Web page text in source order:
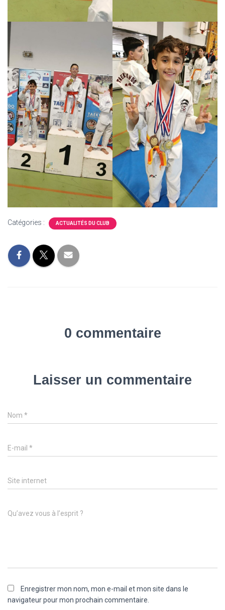
Catégories : ACTUALITÉS DU CLUB
0 commentaire
Laisser un commentaire
Nom *
E-mail *
Site internet
Qu’avez vous à l’esprit ?
Enregistrer mon nom, mon e-mail et mon site dans le
navigateur pour mon prochain commentaire.